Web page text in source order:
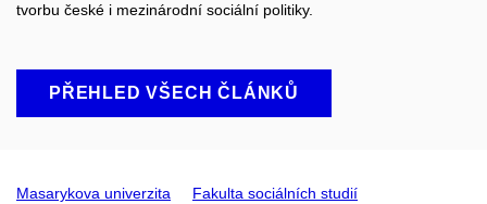
tvorbu české i mezinárodní sociální politiky.
PŘEHLED VŠECH ČLÁNKŮ
Masarykova univerzita Fakulta sociálních studií